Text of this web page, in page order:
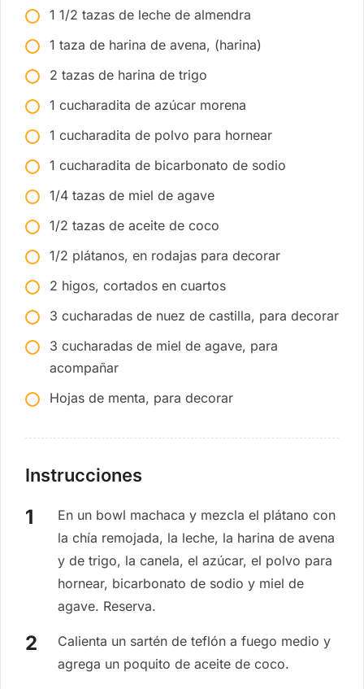
1 1/2 tazas de leche de almendra
1 taza de harina de avena, (harina)
2 tazas de harina de trigo
1 cucharadita de azúcar morena
1 cucharadita de polvo para hornear
1 cucharadita de bicarbonato de sodio
1/4 tazas de miel de agave
1/2 tazas de aceite de coco
1/2 plátanos, en rodajas para decorar
2 higos, cortados en cuartos
3 cucharadas de nuez de castilla, para decorar
3 cucharadas de miel de agave, para
acompañar
Hojas de menta, para decorar
Instrucciones
En un bowl machaca y mezcla el plátano con
la chía remojada, la leche, la harina de avena
y de trigo, la canela, el azúcar, el polvo para
hornear, bicarbonato de sodio y miel de
agave. Reserva.
Calienta un sartén de teflón a fuego medio y
agrega un poquito de aceite de coco.